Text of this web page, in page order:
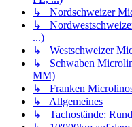
↳ Nordschweizer
↳
...)
↳ Westschweizer
↳ Schwaben
MM)
↳ Franken
↳ Allgemeines
↳ Tachostände: